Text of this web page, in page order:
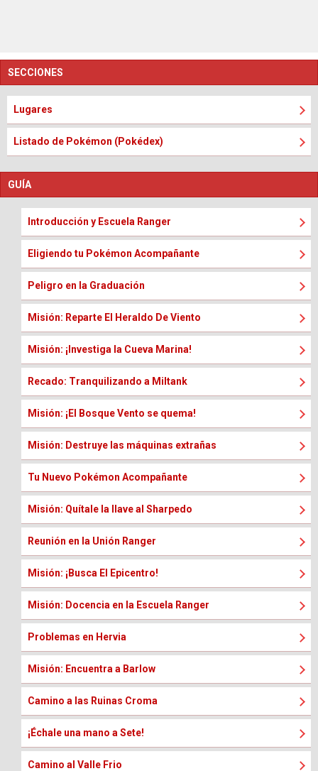
SECCIONES
Lugares
Listado de Pokémon (Pokédex)
GUÍA
Introducción y Escuela Ranger
Eligiendo tu Pokémon Acompañante
Peligro en la Graduación
Misión: Reparte El Heraldo De Viento
Misión: ¡Investiga la Cueva Marina!
Recado: Tranquilizando a Miltank
Misión: ¡El Bosque Vento se quema!
Misión: Destruye las máquinas extrañas
Tu Nuevo Pokémon Acompañante
Misión: Quítale la llave al Sharpedo
Reunión en la Unión Ranger
Misión: ¡Busca El Epicentro!
Misión: Docencia en la Escuela Ranger
Problemas en Hervia
Misión: Encuentra a Barlow
Camino a las Ruinas Croma
¡Échale una mano a Sete!
Camino al Valle Frio